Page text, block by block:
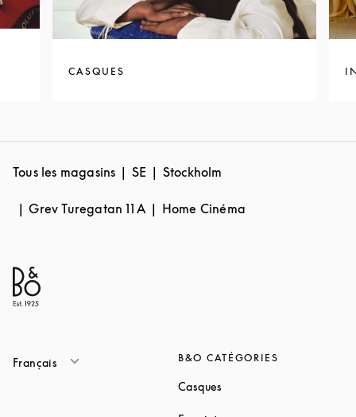
CASQUES
Tous les magasins SE Stockholm
Grev Turegatan 11 A Home Cinéma
Français B&O CATÉGORIES
Casques